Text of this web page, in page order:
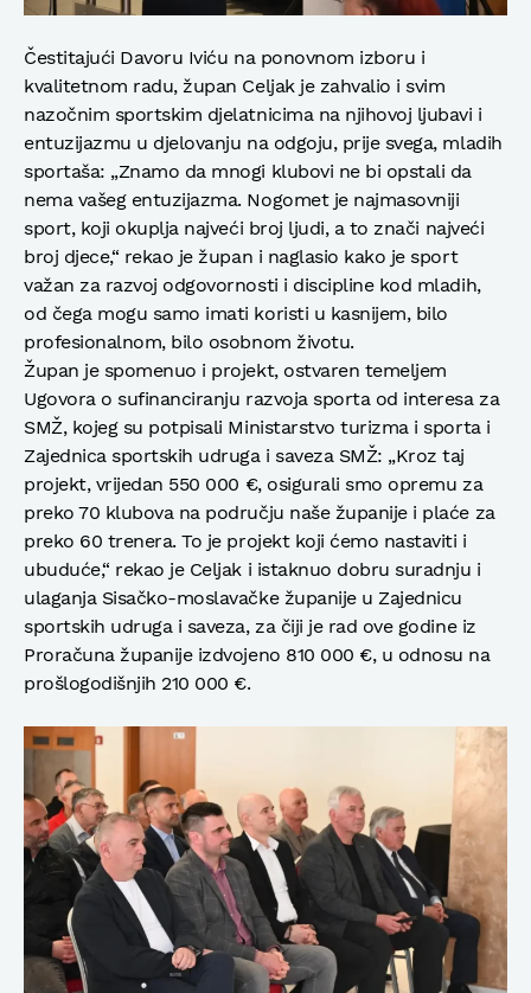
Čestitajući Davoru Iviću na ponovnom izboru i
kvalitetnom radu, župan Celjak je zahvalio i svim
nazočnim sportskim djelatnicima na njihovoj ljubavi i
entuzijazmu u djelovanju na odgoju, prije svega, mladih
sportaša: „Znamo da mnogi klubovi ne bi opstali da
nema vašeg entuzijazma. Nogomet je najmasovniji
sport, koji okuplja najveći broj ljudi, a to znači najveći
broj djece,“ rekao je župan i naglasio kako je sport
važan za razvoj odgovornosti i discipline kod mladih,
od čega mogu samo imati koristi u kasnijem, bilo
profesionalnom, bilo osobnom životu.
Župan je spomenuo i projekt, ostvaren temeljem
Ugovora o sufinanciranju razvoja sporta od interesa za
SMŽ, kojeg su potpisali Ministarstvo turizma i sporta i
Zajednica sportskih udruga i saveza SMŽ: „Kroz taj
projekt, vrijedan 550 000 €, osigurali smo opremu za
preko 70 klubova na području naše županije i plaće za
preko 60 trenera. To je projekt koji ćemo nastaviti i
ubuduće,“ rekao je Celjak i istaknuo dobru suradnju i
ulaganja Sisačko-moslavačke županije u Zajednicu
sportskih udruga i saveza, za čiji je rad ove godine iz
Proračuna županije izdvojeno 810 000 €, u odnosu na
prošlogodišnjih 210 000 €.